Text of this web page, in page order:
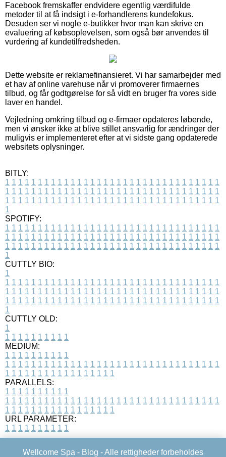
Facebook fremskaffer endvidere egentlig værdifulde
metoder til at få indsigt i e-forhandlerens kundefokus.
Desuden ser vi nogle e-butikker hvor man kan skrive en
evaluering af købsoplevelsen, som også bør anvendes til
vurdering af kundetilfredsheden.
Dette website er reklamefinansieret. Vi har samarbejder med
et hav af online varehuse når vi promoverer firmaernes
tilbud, og får godtgørelse for så vidt en bruger fra vores side
laver en handel.
Vejledning omkring tilbud og e-firmaer opdateres løbende,
men vi ønsker ikke at blive stillet ansvarlig for ændringer der
muligvis er implementeret efter at vi sidste gang opdaterede
websitets oplysninger.
BITLY:
1 1 1 1 1 1 1 1 1 1 1 1 1 1 1 1 1 1 1 1 1 1 1 1 1 1 1 1 1 1 1 1 1
1 1 1 1 1 1 1 1 1 1 1 1 1 1 1 1 1 1 1 1 1 1 1 1 1 1 1 1 1 1 1 1 1
1 1 1 1 1 1 1 1 1 1 1 1 1 1 1 1 1 1 1 1 1 1 1 1 1 1 1 1 1 1 1 1 1
1
SPOTIFY:
1 1 1 1 1 1 1 1 1 1 1 1 1 1 1 1 1 1 1 1 1 1 1 1 1 1 1 1 1 1 1 1 1
1 1 1 1 1 1 1 1 1 1 1 1 1 1 1 1 1 1 1 1 1 1 1 1 1 1 1 1 1 1 1 1 1
1 1 1 1 1 1 1 1 1 1 1 1 1 1 1 1 1 1 1 1 1 1 1 1 1 1 1 1 1 1 1 1 1
1
CUTTLY BIO:
1
1 1 1 1 1 1 1 1 1 1 1 1 1 1 1 1 1 1 1 1 1 1 1 1 1 1 1 1 1 1 1 1 1
1 1 1 1 1 1 1 1 1 1 1 1 1 1 1 1 1 1 1 1 1 1 1 1 1 1 1 1 1 1 1 1 1
1 1 1 1 1 1 1 1 1 1 1 1 1 1 1 1 1 1 1 1 1 1 1 1 1 1 1 1 1 1 1 1 1
1
CUTTLY OLD:
1
1 1 1 1 1 1 1 1 1 1
MEDIUM:
1 1 1 1 1 1 1 1 1 1
1 1 1 1 1 1 1 1 1 1 1 1 1 1 1 1 1 1 1 1 1 1 1 1 1 1 1 1 1 1 1 1 1
1 1 1 1 1 1 1 1 1 1 1 1 1 1 1 1 1
PARALLELS:
1 1 1 1 1 1 1 1 1 1
1 1 1 1 1 1 1 1 1 1 1 1 1 1 1 1 1 1 1 1 1 1 1 1 1 1 1 1 1 1 1 1 1
1 1 1 1 1 1 1 1 1 1 1 1 1 1 1 1 1
URL PARAMETER:
1 1 1 1 1 1 1 1 1 1
Wellcome Spa - Blog - Alle rettigheder forbeholdes